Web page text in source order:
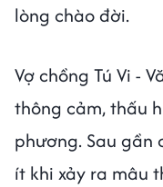
lòng chào đời.
Vợ chồng Tú Vi -
thông cảm, thấu
phương. Sau gần
ít khi xảy ra mâu